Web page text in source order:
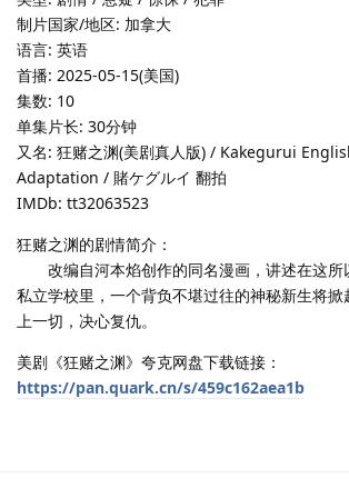
制片国家/地区: 加拿大
语言: 英语
首播: 2025-05-15(美国)
集数: 10
单集片长: 30分钟
又名: 狂赌之渊(美剧真人版) / Kakegurui
Adaptation / 賭ケグルイ 翻拍
IMDb: tt32063523
狂赌之渊的剧情简介：
改编自河本焰创作的同名漫画，讲述在这所
私立学校里，一个背负不堪过往的神秘新生将
上一切，决心复仇。
美剧《狂赌之渊》夸克网盘下载链接：
https://pan.quark.cn/s/459c162aea1b